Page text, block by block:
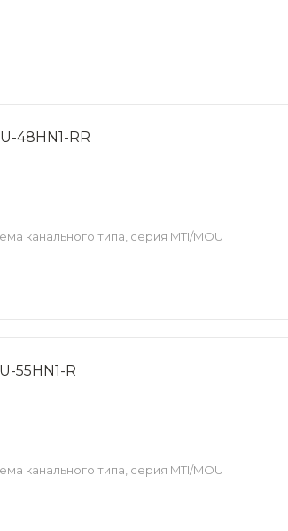
48HN1-RR
канального типа, серия MTI/MOU
55HN1-R
канального типа, серия MTI/MOU